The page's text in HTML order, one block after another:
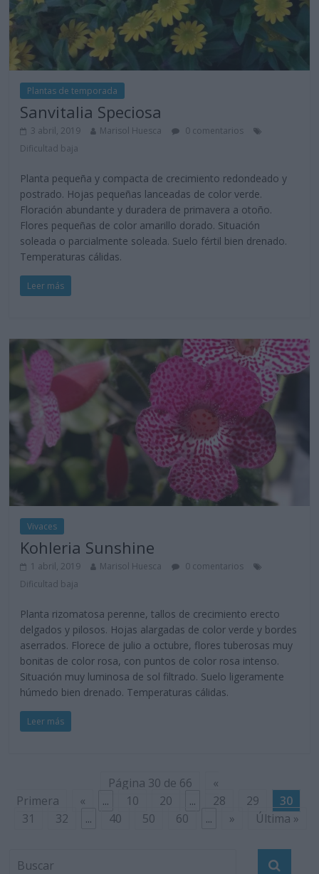
Plantas de temporada
Sanvitalia Speciosa
3 abril, 2019 Marisol Huesca
0 comentarios
Dificultad baja
Planta pequeña y compacta de crecimiento redondeado y
postrado. Hojas pequeñas lanceadas de color verde.
Floración abundante y duradera de primavera a otoño.
Flores pequeñas de color amarillo dorado. Situación
soleada o parcialmente soleada. Suelo fértil bien drenado.
Temperaturas cálidas.
Leer más
Vivaces
Kohleria Sunshine
1 abril, 2019 Marisol Huesca
0 comentarios
Dificultad baja
Planta rizomatosa perenne, tallos de crecimiento erecto
delgados y pilosos. Hojas alargadas de color verde y bordes
aserrados. Florece de julio a octubre, flores tuberosas muy
bonitas de color rosa, con puntos de color rosa intenso.
Situación muy luminosa de sol filtrado. Suelo ligeramente
húmedo bien drenado. Temperaturas cálidas.
Leer más
Página 30 de 66
«
Primera
« ... 10 20 ... 28 29
30
31
32 ... 40 50 60 ... » Última »